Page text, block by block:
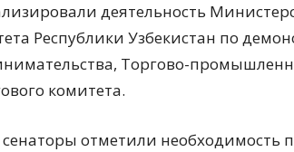
деятельность
Республики Узбекистан по
Торгово-
комитета.
сенаторы отметили